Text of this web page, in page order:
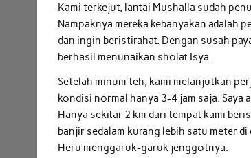
Kami terkejut, lantai Mushalla sudah
Nampaknya mereka kebanyakan adalah
dan ingin beristirahat. Dengan susah
berhasil menunaikan sholat Isya.
Setelah minum teh, kami melanjutkan
kondisi normal hanya 3-4 jam saja. Saya
Hanya sekitar 2 km dari tempat kami
banjir sedalam kurang lebih satu meter
Heru menggaruk-garuk jenggotnya.